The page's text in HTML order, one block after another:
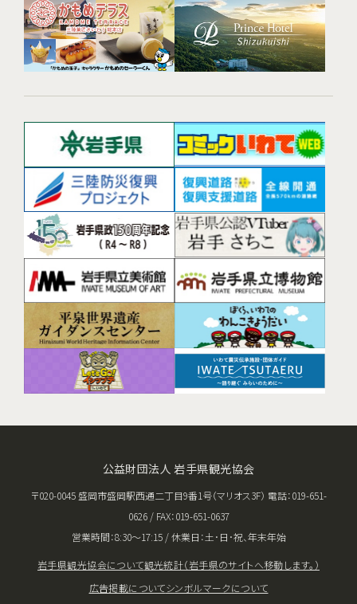
公益財団法人 岩手県観光協会
〒020-0045 盛岡市盛岡駅西通二丁目9番1号（マリオス3F） 電話：019-651-
0626 / FAX：019-651-0637
営業時間：8:30〜17:15 / 休業日：土･日･祝、年末年始
岩手県観光協会について観光統計（岩手県のサイトへ移動します。）
広告掲載についてシンボルマークについて